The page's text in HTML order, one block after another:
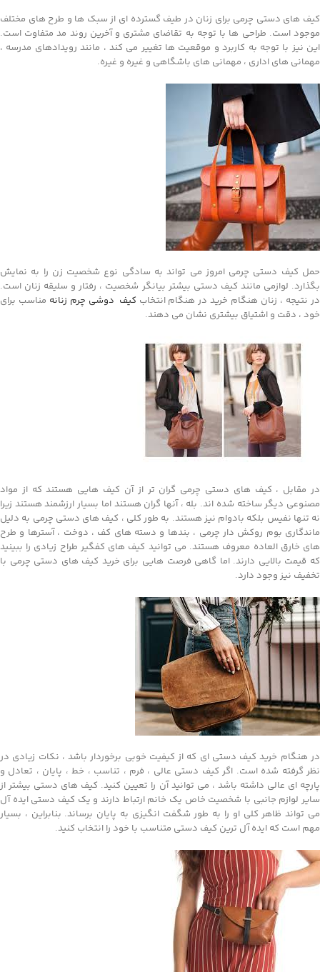
کیف های دستی چرمی برای زنان در طیف گسترده ای از سبک ها و طرح های مختلف
موجود است. طراحی ها با توجه به تقاضای مشتری و آخرین روند مد متفاوت است.
این نیز با توجه به کاربرد و موقعیت ها تغییر می کند ، مانند رویدادهای مدرسه ،
مهمانی های اداری ، مهمانی های باشگاهی و غیره و غیره.
حمل کیف دستی چرمی امروز می تواند به سادگی نوع شخصیت زن را به نمایش
بگذارد. لوازمی مانند کیف دستی بیشتر بیانگر شخصیت ، رفتار و سلیقه زنان است.
در نتیجه ، زنان هنگام خرید در هنگام انتخاب کیف دوشی چرم زنانه مناسب برای
خود ، دقت و اشتیاق بیشتری نشان می دهند.
در مقابل ، کیف های دستی چرمی گران تر از آن کیف هایی هستند که از مواد
مصنوعی دیگر ساخته شده اند. بله ، آنها گران هستند اما بسیار ارزشمند هستند زیرا
نه تنها نفیس بلکه بادوام نیز هستند. به طور کلی ، کیف های دستی چرمی به دلیل
ماندگاری بوم روکش دار چرمی ، بندها و دسته های کف ، دوخت ، آسترها و طرح
های خارق العاده معروف هستند. می توانید کیف های کفگیر طراح زیادی را ببینید
که قیمت بالایی دارند. اما گاهی فرصت هایی برای خرید کیف های دستی چرمی با
تخفیف نیز وجود دارد.
در هنگام خرید کیف دستی ای که از کیفیت خوبی برخوردار باشد ، نکات زیادی در
نظر گرفته شده است. اگر کیف دستی عالی ، فرم ، تناسب ، خط ، پایان ، تعادل و
پارچه ای عالی داشته باشد ، می توانید آن را تعیین کنید. کیف های دستی بیشتر از
سایر لوازم جانبی با شخصیت خاص یک خانم ارتباط دارند و یک کیف دستی ایده آل
می تواند ظاهر کلی او را به طور شگفت انگیزی به پایان برساند. بنابراین ، بسیار
مهم است که ایده آل ترین کیف دستی متناسب با خود را انتخاب کنید.